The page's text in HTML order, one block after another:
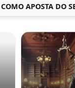
APOSTA DO SETOR